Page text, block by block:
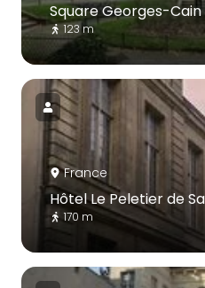
Square Georges-Cain
123 m
France
Hôtel Le Peletier de
170 m